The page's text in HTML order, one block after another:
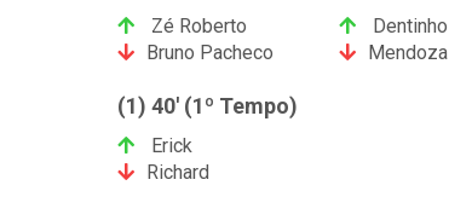
Zé Roberto
Bruno Pacheco
Dentinho
Mendoza
(1) 40' (1º Tempo)
Erick
Richard